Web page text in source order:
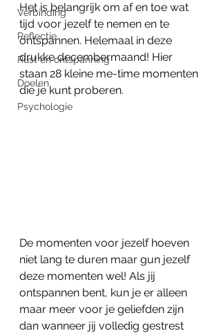
Verbinding
Reflectie
Rust en ontspanning
Doelen
Psychologie
Het is belangrijk om af en toe wat
tijd voor jezelf te nemen en te
ontspannen. Helemaal in deze
drukke decembermaand! Hier
staan 28 kleine me-time momenten
die je kunt proberen.
De momenten voor jezelf hoeven
niet lang te duren maar gun jezelf
deze momenten wel! Als jij
ontspannen bent, kun je er alleen
maar meer voor je geliefden zijn
dan wanneer jij volledig gestrest